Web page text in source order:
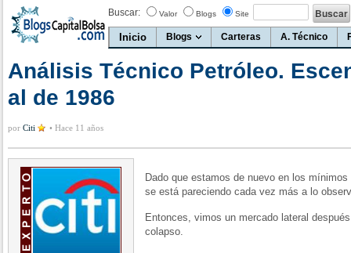
Buscar: Valor Blogs Site
Inicio Blogs Carteras A. Técnico
Análisis Técnico Petróleo.
al de 1986
por Citi • Hace 11 años
Dado que estamos de nuevo en los
se está pareciendo cada vez más a lo
Entonces, vimos un mercado lateral
colapso.